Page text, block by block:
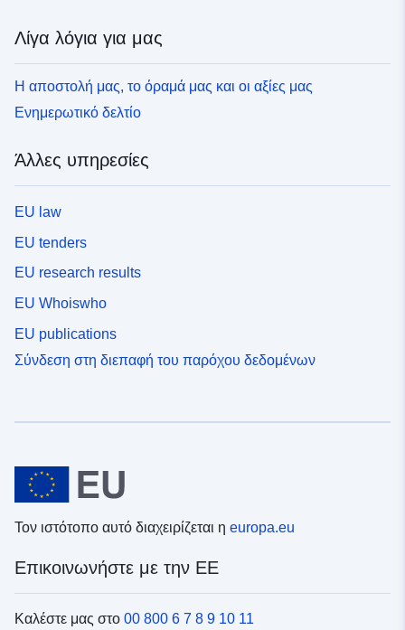
Λίγα λόγια για μας
Η αποστολή μας, το όραμά μας και οι αξίες μας
Ενημερωτικό δελτίο
Άλλες υπηρεσίες
EU law
EU tenders
EU research results
EU Whoiswho
EU publications
Σύνδεση στη διεπαφή του παρόχου δεδομένων
Τον ιστότοπο αυτό διαχειρίζεται η europa.eu
Επικοινωνήστε με την ΕΕ
Καλέστε μας στο 00 800 6 7 8 9 10 11